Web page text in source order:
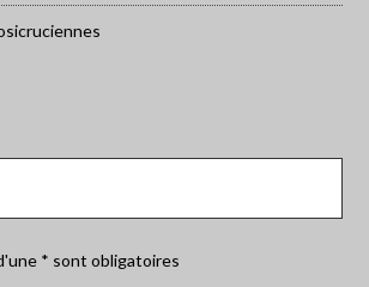
* sont obligatoires